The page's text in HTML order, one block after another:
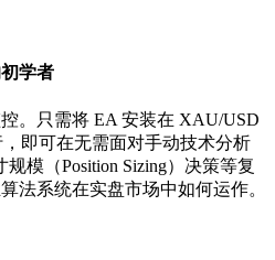
学者
。只需将 EA 安装在 XAU/USD
即可在无需面对手动技术分析
规模（Position Sizing）决策等复
法系统在实盘市场中如何运作。